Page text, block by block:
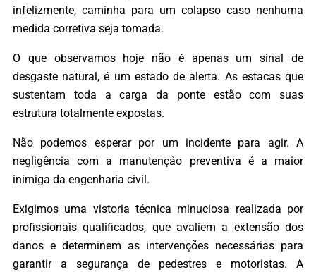
infelizmente, caminha para um colapso caso nenhuma
medida corretiva seja tomada.
O que observamos hoje não é apenas um sinal de
desgaste natural, é um estado de alerta. As estacas que
sustentam toda a carga da ponte estão com suas
estrutura totalmente expostas.
Não podemos esperar por um incidente para agir. A
negligência com a manutenção preventiva é a maior
inimiga da engenharia civil.
Exigimos uma vistoria técnica minuciosa realizada por
profissionais qualificados, que avaliem a extensão dos
danos e determinem as intervenções necessárias para
garantir a segurança de pedestres e motoristas. A